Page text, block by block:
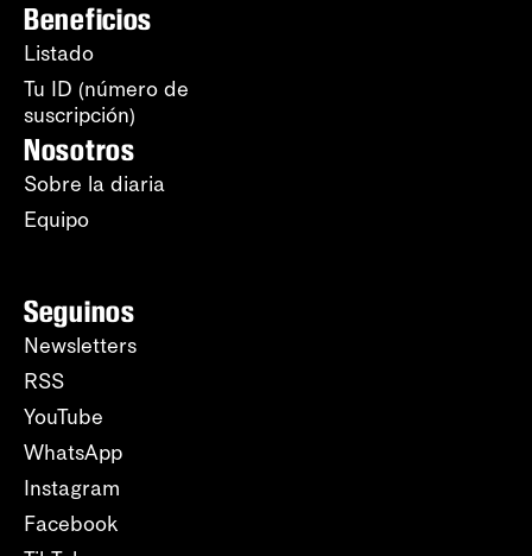
Beneficios
Listado
Tu ID (número de
suscripción)
Nosotros
Sobre la diaria
Equipo
Seguinos
Newsletters
RSS
YouTube
WhatsApp
Instagram
Facebook